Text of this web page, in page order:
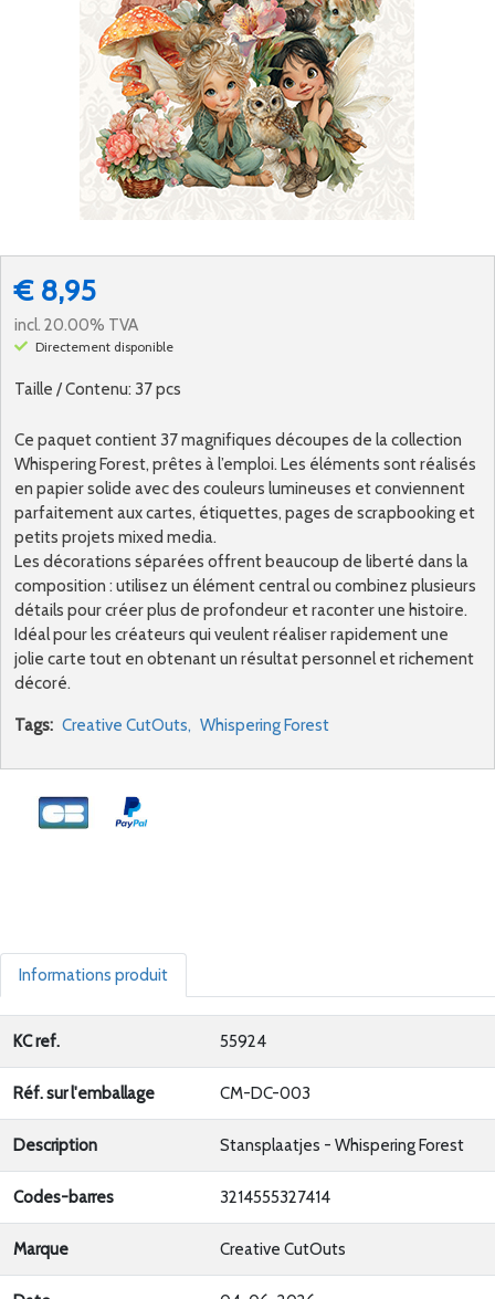
Taille / Contenu: 37 pcs
€ 8,95
incl. 20.00% TVA
Directement disponible
Ce paquet contient 37 magnifiques découpes de la collection
Whispering Forest, prêtes à l’emploi. Les éléments sont réalisés
en papier solide avec des couleurs lumineuses et conviennent
parfaitement aux cartes, étiquettes, pages de scrapbooking et
petits projets mixed media.
Les décorations séparées offrent beaucoup de liberté dans la
composition : utilisez un élément central ou combinez plusieurs
détails pour créer plus de profondeur et raconter une histoire.
Idéal pour les créateurs qui veulent réaliser rapidement une
jolie carte tout en obtenant un résultat personnel et richement
décoré.
Tags: Creative CutOuts, Whispering Forest
Informations produit
KC ref. 55924
Réf. sur l'emballage CM-DC-003
Description Stansplaatjes - Whispering Forest
Codes-barres 3214555327414
Marque Creative CutOuts